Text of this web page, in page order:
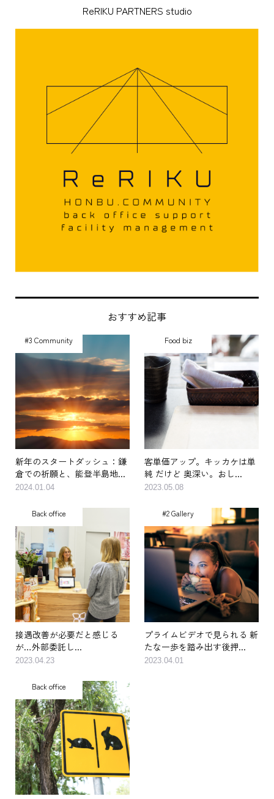
#3 Community
新年のスタートダッシュ：鎌
倉での祈願と、能登半島地...
Food biz
客単価アップ。キッカケは単
純 だけど 奥深い。おし...
Back office
接遇改善が必要だと感じる
が…外部委託し...
#2 Gallery
プライムビデオで見られる 新
たな一歩を踏み出す後押...
Back office